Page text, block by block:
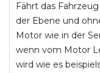
Fährt das
der Ebene und
Motor wie in der
wenn vom Motor
wird wie es